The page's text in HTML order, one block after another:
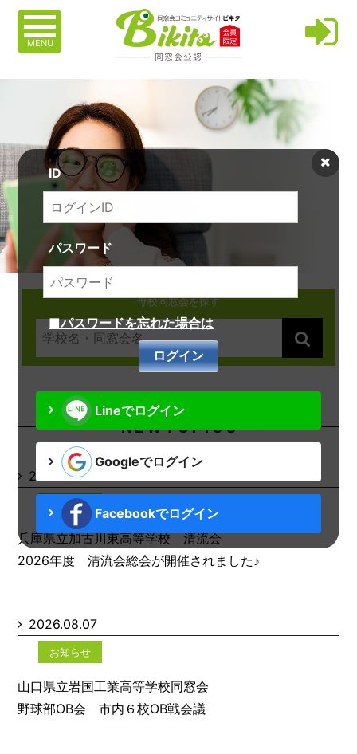
MENU
ID
パスワード
■パスワードを忘れた場合は
Lineでログイン
Googleでログイン
Facebookでログイン
母校同窓会を探す
N E W T O P I C S
2026.08.07
お知らせ
兵庫県立加古川東高等学校 清流会
2026年度 清流会総会が開催されました♪
2026.08.07
お知らせ
山口県立岩国工業高等学校同窓会
野球部OB会 市内６校OB戦会議